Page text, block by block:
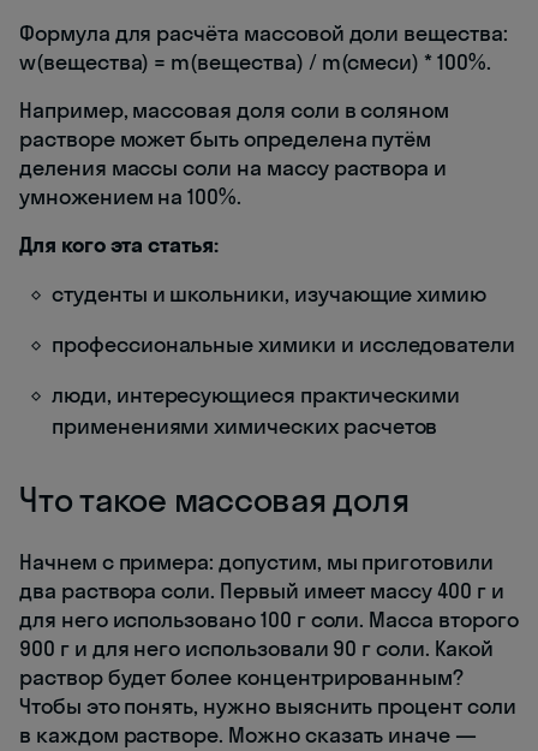
Формула для расчёта массовой доли вещества:
w(вещества) = m(вещества) / m(смеси) * 100%.
Например, массовая доля соли в соляном
растворе может быть определена путём
деления массы соли на массу раствора и
умножением на 100%.
Для кого эта статья:
студенты и школьники, изучающие химию
профессиональные химики и исследователи
люди, интересующиеся практическими
применениями химических расчетов
Что такое массовая доля
Начнем с примера: допустим, мы приготовили
два раствора соли. Первый имеет массу 400 г и
для него использовано 100 г соли. Масса второго
900 г и для него использовали 90 г соли. Какой
раствор будет более концентрированным?
Чтобы это понять, нужно выяснить процент соли
в каждом растворе. Можно сказать иначе —